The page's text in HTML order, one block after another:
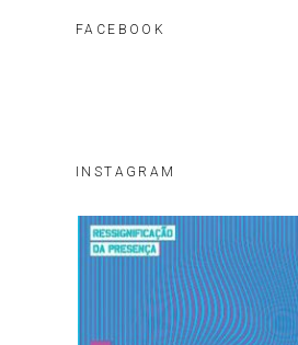
FACEBOOK
INSTAGRAM